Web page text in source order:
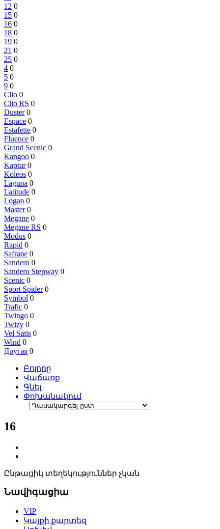
12 0
15 0
16 0
18 0
19 0
21 0
25 0
4 0
5 0
9 0
Clio 0
Clio RS 0
Duster 0
Espace 0
Estafette 0
Fluence 0
Grand Scenic 0
Kangoo 0
Kaptur 0
Koleos 0
Laguna 0
Latitude 0
Logan 0
Master 0
Megane 0
Megane RS 0
Modus 0
Rapid 0
Safrane 0
Sandero 0
Sandero Stepway 0
Scenic 0
Sport Spider 0
Symbol 0
Trafic 0
Twingo 0
Twizy 0
Vel Satis 0
Wind 0
Другая 0
Բոլորը
Վաճառք
Գնել
Փոխանակում
16
Ընթացիկ տեղեկություններ չկան
Նավիգացիա
VIP
Կայքի քարտեզ